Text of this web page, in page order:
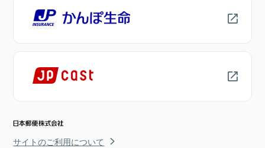
サイトのご利用について